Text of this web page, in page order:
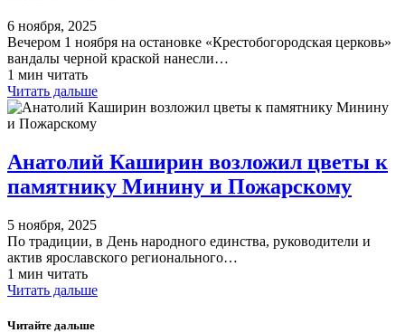
6 ноября, 2025
Вечером 1 ноября на остановке «Крестобогородская церковь»
вандалы черной краской нанесли…
1 мин читать
Читать дальше
Анатолий Каширин возложил цветы к
памятнику Минину и Пожарскому
5 ноября, 2025
По традиции, в День народного единства, руководители и
актив ярославского регионального…
1 мин читать
Читать дальше
Читайте дальше